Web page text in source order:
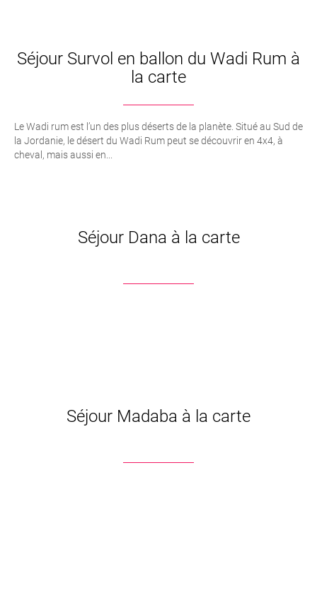
Séjour Survol en ballon du Wadi Rum à
la carte
Le Wadi rum est l’un des plus déserts de la planète. Situé au Sud de
la Jordanie, le désert du Wadi Rum peut se découvrir en 4x4, à
cheval, mais aussi en...
Séjour Dana à la carte
Séjour Madaba à la carte